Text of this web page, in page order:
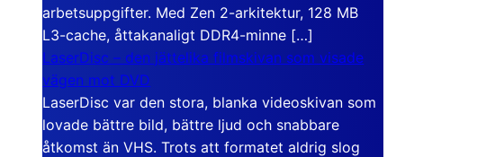
arbetsuppgifter. Med Zen 2-arkitektur, 128 MB
L3-cache, åttakanaligt DDR4-minne […]
LaserDisc – den jättelika filmskivan som visade
vägen mot DVD
LaserDisc var den stora, blanka videoskivan som
lovade bättre bild, bättre ljud och snabbare
åtkomst än VHS. Trots att formatet aldrig slog